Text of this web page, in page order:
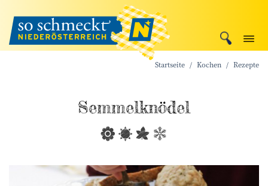
Startseite Kochen Rezepte
Semmelknödel